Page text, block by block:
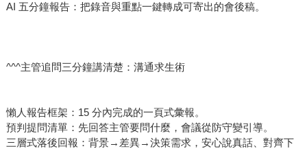
AI 五分鐘報告：把錄音與重點一鍵轉成可寄出的會後稿。
^^^主管追問三分鐘講清楚：溝通求生術
懶人報告框架：15 分內完成的一頁式彙報。
預判提問清單：先回答主管要問什麼，會議從防守變引導。
三層式落後回報：背景→差異→決策需求，安心說真話、對齊下